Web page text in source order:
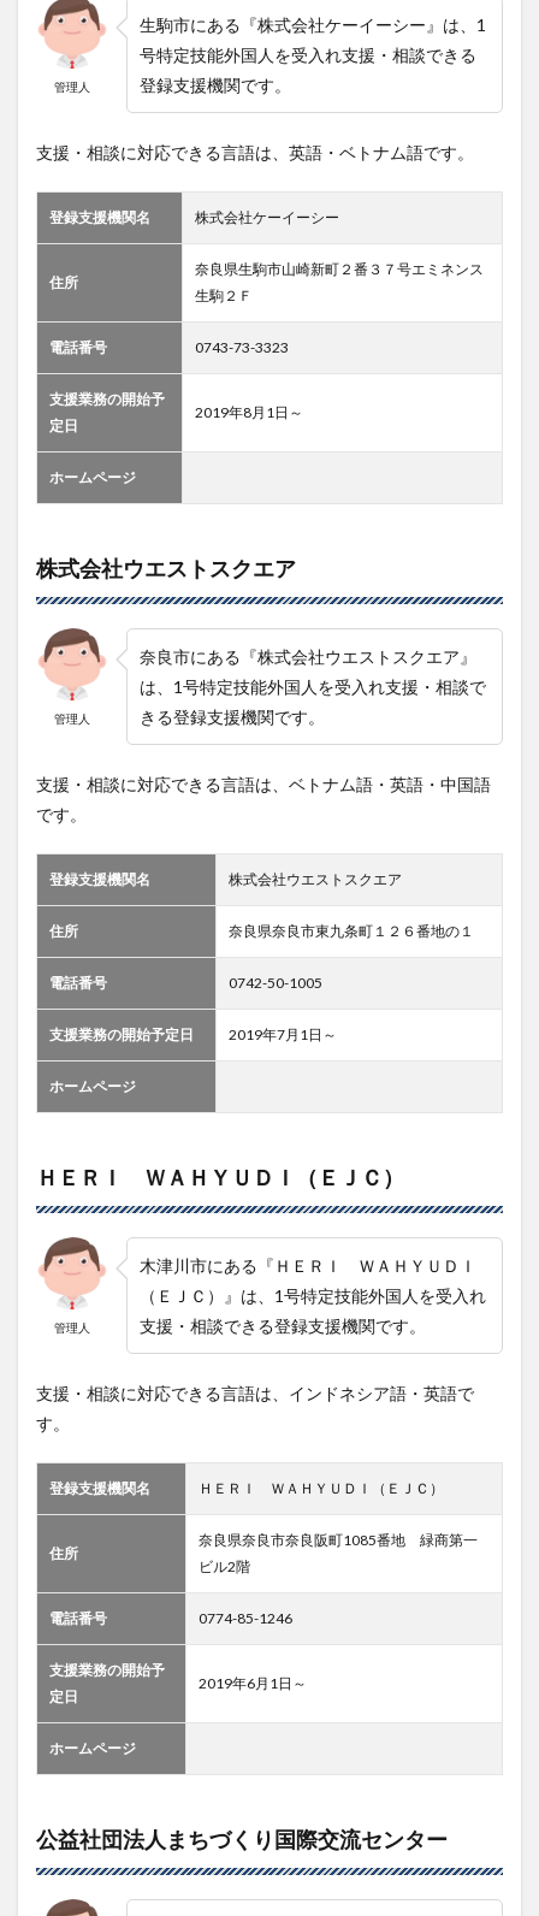
管理人
生駒市にある『株式会社ケーイーシー』は、1
号特定技能外国人を受入れ支援・相談できる
登録支援機関です。
支援・相談に対応できる言語は、英語・ベトナム語です。
登録支援機関名 株式会社ケーイーシー
住所
奈良県生駒市山崎新町２番３７号エミネンス
生駒２Ｆ
電話番号 0743-73-3323
支援業務の開始予
定日
2019年8月1日～
ホームページ
株式会社ウエストスクエア
管理人
奈良市にある『株式会社ウエストスクエア』
は、1号特定技能外国人を受入れ支援・相談で
きる登録支援機関です。
支援・相談に対応できる言語は、ベトナム語・英語・中国語
です。
登録支援機関名 株式会社ウエストスクエア
住所 奈良県奈良市東九条町１２６番地の１
電話番号 0742-50-1005
支援業務の開始予定日 2019年7月1日～
ホームページ
ＨＥＲＩ ＷＡＨＹＵＤＩ（ＥＪＣ）
管理人
木津川市にある『ＨＥＲＩ ＷＡＨＹＵＤＩ
（ＥＪＣ）』は、1号特定技能外国人を受入れ
支援・相談できる登録支援機関です。
支援・相談に対応できる言語は、インドネシア語・英語で
す。
登録支援機関名 ＨＥＲＩ ＷＡＨＹＵＤＩ（ＥＪＣ）
住所
奈良県奈良市奈良阪町1085番地 緑商第一
ビル2階
電話番号 0774-85-1246
支援業務の開始予
定日
2019年6月1日～
ホームページ
公益社団法人まちづくり国際交流センター